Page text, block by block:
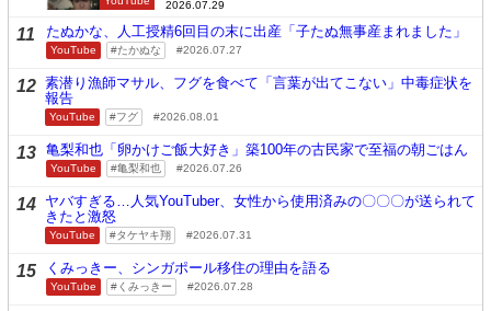
2026.07.29
11 たぬかな、人工授精6回目の末に出産「子たぬ無事産まれました」
YouTube たかぬな 2026.07.27
12 素潜り漁師マサル、フグを食べて「言葉が出てこない」中毒症状を
報告
YouTube フグ 2026.08.01
13 亀梨和也「卵かけご飯大好き」築100年の古民家で至福の朝ごはん
YouTube 亀梨和也 2026.07.26
14 ヤバすぎる…人気YouTuber、女性から使用済みの〇〇〇が送られて
きたと激怒
YouTube タケヤキ翔 2026.07.31
15 くみっきー、シンガポール移住の理由を語る
YouTube くみっきー 2026.07.28